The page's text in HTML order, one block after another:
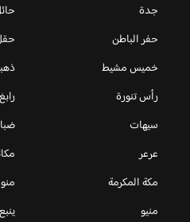
جدة
حفر الباطن
خميس مشيط
رأس تنورة
رابغ
سيهات
ضبا
عرعر
مكة المكرمة
منيو
ينبع